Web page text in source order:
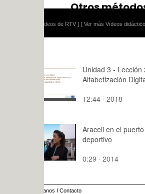
[ Ver más Vídeos didácticos ]
Unidad 3 - Lección 2 -
Alfabetización Digital
12:44 · 2018
Araceli en el puerto
deportivo
0:29 · 2014